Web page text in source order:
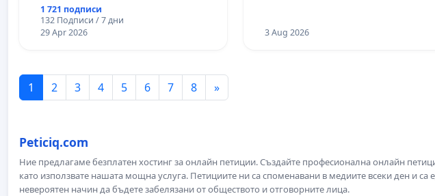
1 721 подписи
132 Подписи / 7 дни
29 Apr 2026
3 Aug 2026
1 2 3 4 5 6 7 8 »
Peticiq.com
Ние предлагаме безплатен хостинг за онлайн петиции. Създайте професионална онлайн
като използвате нашата мощна услуга. Петициите ни са споменавани в медиите всеки ден и са
невероятен начин да бъдете забелязани от обществото и отговорните лица.